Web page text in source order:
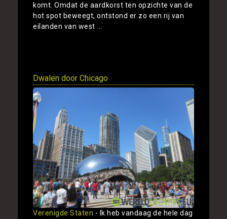
komt. Omdat de aardkorst ten opzichte van de
hot spot beweegt, ontstond er zo een rij van
eilanden van west ...
Dwalen door Chicago
Verenigde Staten - Ik heb vandaag de hele dag